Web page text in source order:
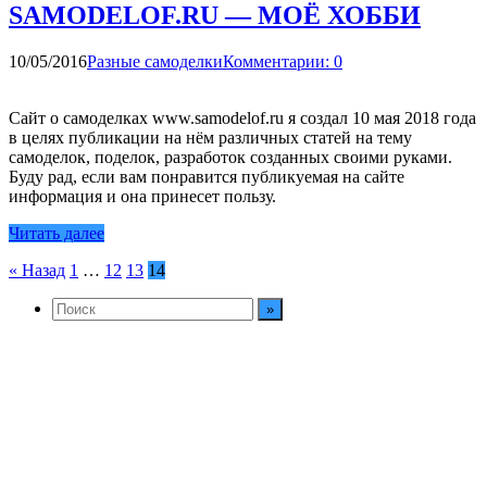
SAMODELOF.RU — МОЁ ХОББИ
10/05/2016Разные самоделкиКомментарии: 0
Сайт о самоделках www.samodelof.ru я создал 10 мая 2018 года
в целях публикации на нём различных статей на тему
самоделок, поделок, разработок созданных своими руками.
Буду рад, если вам понравится публикуемая на сайте
информация и она принесет пользу.
Читать далее
Пагинация
записей
« Назад 1 … 12 13 14